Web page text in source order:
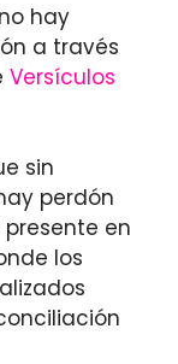
hay
a través
Versículos
sin
perdón
en
los